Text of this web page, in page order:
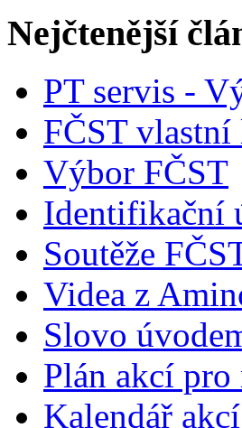
Nejčtenější
PT servis -
FČST
Výbor FČST
Identifikační
Soutěže
Videa z
Slovo
Plán akcí
Kalendář